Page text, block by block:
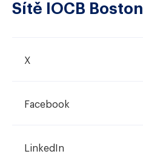
Sítě IOCB Boston
X
Facebook
LinkedIn